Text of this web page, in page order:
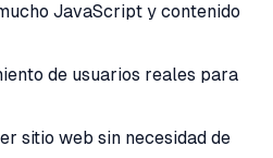
JavaScript y contenido
de usuarios reales para
sitio web sin necesidad de